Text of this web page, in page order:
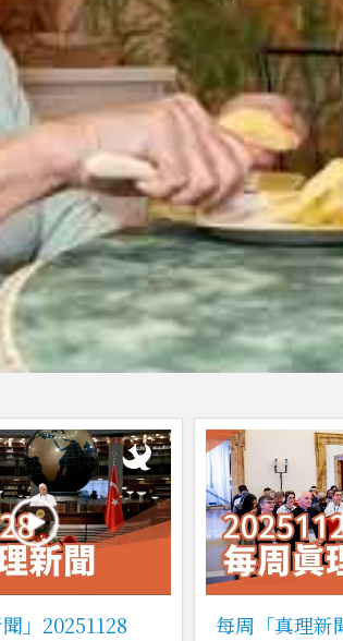
」20251128 每周「真理新